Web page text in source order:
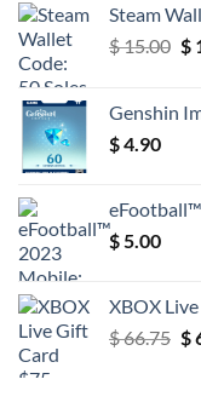
Steam
$15.00 El
$
Genshin
$4.90
$ 5.00
XBOX
$66.75 El
$